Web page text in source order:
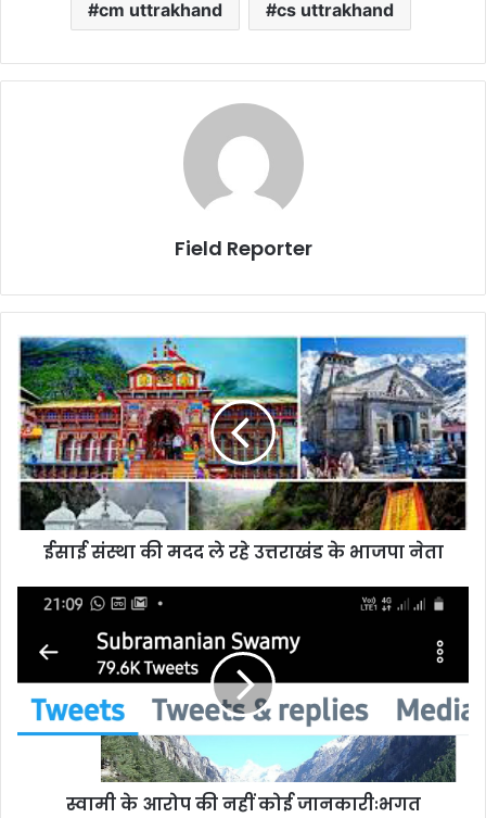
cm uttrakhand cs uttrakhand
Field Reporter
ईसाई
संस्था
की
मदद
ले
रहे
उत्तराखंड
भाजपा
ईसाई संस्था की मदद ले रहे उत्तराखंड के भाजपा नेता
आरोप
नहीं
जानकारीःभगत
स्वामी के आरोप की नहीं कोई जानकारीःभगत